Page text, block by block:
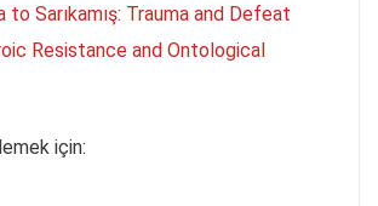
to Sarıkamış: Trauma and Defeat
Resistance and Ontological
için: